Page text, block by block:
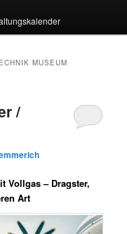
MUSEUM
/
Vollgas – Dragster,
Art